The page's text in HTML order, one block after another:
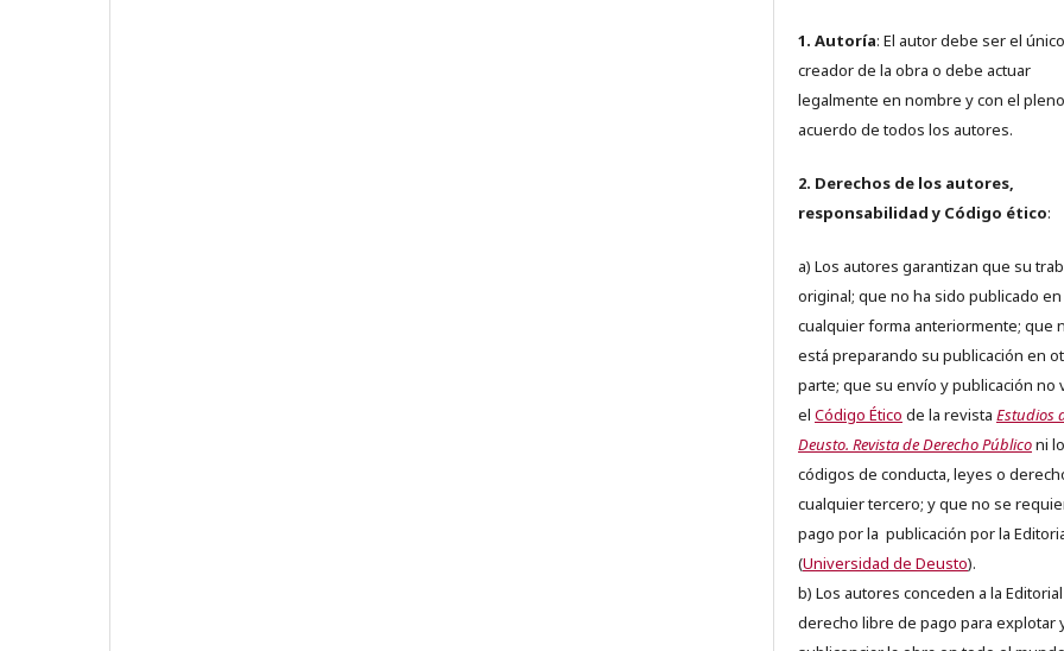
1. Autoría: El autor debe ser el único
creador de la obra o debe actuar
legalmente en nombre y con el pleno
acuerdo de todos los autores.
2. Derechos de los autores,
responsabilidad y Código ético:
a) Los autores garantizan que su
original; que no ha sido publicado en
cualquier forma anteriormente; que
está preparando su publicación en
parte; que su envío y publicación no
el Código Ético de la revista Estudios
Deusto. Revista de Derecho Públiconi
códigos de conducta, leyes o
cualquier tercero; y que no se
pago por la publicación por la
(Universidad de Deusto).
b) Los autores conceden a la
derecho libre de pago para explotar